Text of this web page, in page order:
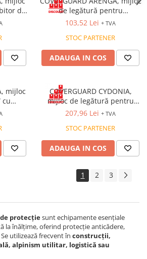
de
m
de legătură pentru
poziționare, frânghie 2m,
103,52 Lei + TVA
STOC PARTENER
ADAUGA IN COS
mijloc
cu
COVERGUARD CYDONIA,
mijloc de legătură pentru
poziționare, funie dublă, 1,5
207,96 Lei + TVA
STOC PARTENER
ADAUGA IN COS
1 2 3
protecțiesunt echipamente esențiale
la înălțime, oferind protecție anticădere,
utilizează frecvent în construcții,
alpinism utilitar, logistică sau